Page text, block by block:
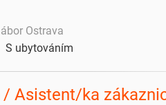
Ostrava
S ubytováním
Asistent/ka